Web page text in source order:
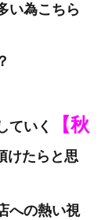
い為こちら
ていく
【秋
けたらと思
への熱い視